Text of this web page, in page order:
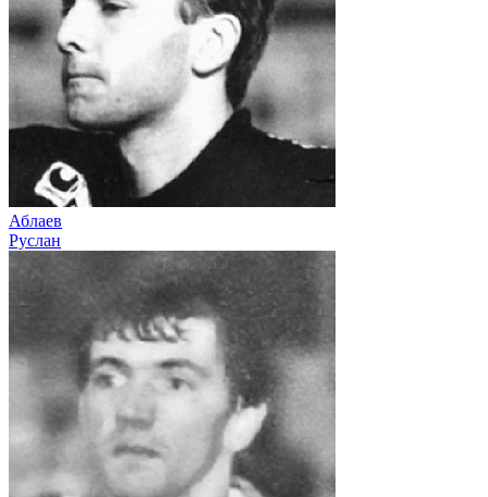
Аблаев
Руслан